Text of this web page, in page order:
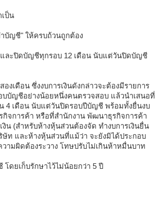
ป็น
บัญชี" ให้ครบถ้วนถูกต้อง
ละปิดบัญชีทุกรอบ 12 เดือน นับแต่วันปิดบัญชี
งเดือน ซึ่งงบการเงินดังกล่าวจะต้องมีรายการ
บัญชีอย่างน้อยหนึ่งคนตรวจสอบ แล้วนำเสนอที่
4 เดือน นับแต่วันปิดรอบปีบัญชี พร้อมทั้งยื่นงบ
จการค้า หรือที่สำนักงาน พัฒนาธุรกิจการค้า
น (สำหรับห้างหุ้นส่วนต้องจัด ทำงบการเงินยื่น
ท และห้างหุ้นส่วนที่แม้ว่า จะยังมิได้ประกอบ
ามผิดต้องระวาง โทษปรับไม่เกินห้าหมื่นบาท
ดยเก็บรักษาไว้ไม่น้อยกว่า 5 ปี